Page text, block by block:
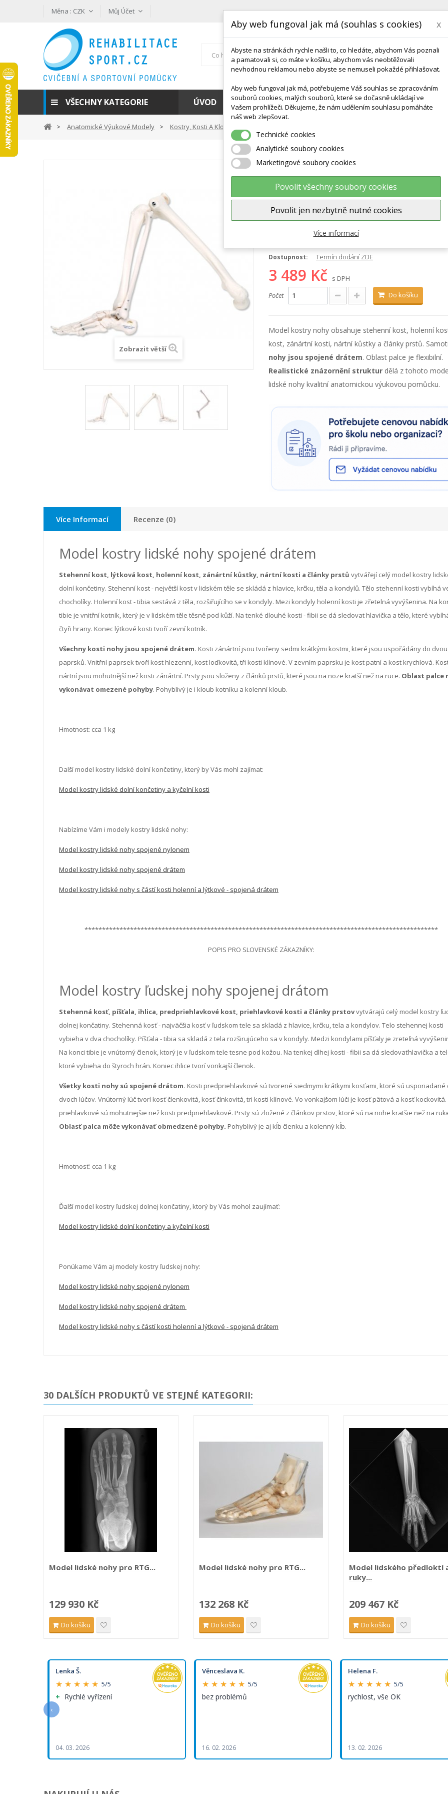
Měna : CZK Můj Účet
VŠECHNY KATEGORIE ÚVOD KONTAKT DODÁNÍ A TERMÍNY CZ & SK
Anatomické Výukové Modely Kostry, Kosti A Klouby
Zobrazit větší
Model kostry lidské dolní
Výrobce:3B Scientific
Dostupnost: Termín dodání ZDE
3 489 Kč
s DPH
Počet
Do košíku
Model kostry nohy obsahuje stehenní kost, holenní
kost, zánártní kosti, nártní kůstky a články prstů.
nohy jsou spojené drátem. Oblast palce je flexibilní.
Realistické znázornění struktur dělá z tohoto
lidské nohy kvalitní anatomickou výukovou pomůcku.
Více Informací Recenze (0)
Model kostry lidské nohy spojené drátem
Stehenní kost, lýtková kost, holenní kost, zánártní kůstky, nártní kosti a články prstů vytvářejí celý model kostry
dolní končetiny. Stehenní kost - největší kost v lidském těle se skládá z hlavice, krčku, těla a kondylů. Tělo stehenní kosti vybíhá
chocholíky. Holenní kost - tibia sestává z těla, rozšiřujícího se v kondyly. Mezi kondyly holenní kosti je zřetelná vyvýšenina. Na
tibie je vnitřní kotník, který je v lidském těle těsně pod kůží. Na tenké dlouhé kosti - fibii se dá sledovat hlavička a tělo, které
čtyři hrany. Konec lýtkové kosti tvoří zevní kotník.
Všechny kosti nohy jsou spojené drátem. Kosti zánártní jsou tvořeny sedmi krátkými kostmi, které jsou uspořádány do dvou
paprsků. Vnitřní paprsek tvoří kost hlezenní, kost loďkovitá, tři kosti klínové. V zevním paprsku je kost patní a kost krychlová.
nártní jsou mohutnější než kosti zánártní. Prsty jsou složeny z článků prstů, které jsou na noze kratší než na ruce. Oblast palce
vykonávat omezené pohyby. Pohyblivý je i kloub kotníku a kolenní kloub.
Hmotnost: cca 1 kg
Další model kostry lidské dolní končetiny, který by Vás mohl zajímat:
Model kostry lidské dolní končetiny a kyčelní kosti
Nabízíme Vám i modely kostry lidské nohy:
Model kostry lidské nohy spojené nylonem
Model kostry lidské nohy spojené drátem
Model kostry lidské nohy s částí kosti holenní a lýtkové - spojená drátem
*****************************************************************************************************
POPIS PRO SLOVENSKÉ ZÁKAZNÍKY:
Model kostry ľudskej nohy spojenej drátom
Stehenná kosť, píšťala, ihlica, predpriehlavkové kost, priehlavkové kosti a články prstovvytvárajú celý model kostry
dolnej končatiny. Stehenná kosť - najväčšia kosť v ľudskom tele sa skladá z hlavice, krčku, tela a kondylov. Telo stehennej kosti
vybieha v dva chocholíky. Píšťala - tibia sa skladá z tela rozširujúceho sa v kondyly. Medzi kondylami píšťaly je zreteľná
Na konci tibie je vnútorný členok, ktorý je v ľudskom tele tesne pod kožou. Na tenkej dlhej kosti - fibii sa dá sledovaťhlavička a
ktoré vybieha do štyroch hrán. Koniec ihlice tvorí vonkajší členok.
Všetky kosti nohy sú spojené drátom. Kosti predpriehlavkové sú tvorené siedmymi krátkymi kosťami, ktoré sú usporiadané
dvoch lúčov. Vnútorný lúč tvorí kosť členkovitá, kosť člnkovitá, tri kosti klínové. Vo vonkajšom lúči je kosť pätová a kosť kockovitá.
priehlavkové sú mohutnejšie než kosti predpriehlavkové. Prsty sú zložené z článkov prstov, ktoré sú na nohe kratšie než na
Oblasť palca môže vykonávať obmedzené pohyby. Pohyblivý je aj kĺb členku a kolenný kĺb.
Hmotnosť: cca 1 kg
Ďalší model kostry ľudskej dolnej končatiny, ktorý by Vás mohol zaujímať:
Model kostry lidské dolní končetiny a kyčelní kosti
Ponúkame Vám aj modely kostry ľudskej nohy:
Model kostry lidské nohy spojené nylonem
Model kostry lidské nohy spojené drátem
Model kostry lidské nohy s částí kosti holenní a lýtkové - spojená drátem
30 DALŠÍCH PRODUKTŮ VE STEJNÉ KATEGORII:
Model lidské nohy pro RTG...
129 930 Kč
Do košíku
Model lidské nohy pro RTG...
132 268 Kč
Do košíku
Model lidského předloktí
ruky...
209 467 Kč
Do košíku
Lenka Š.
★ ★ ★ ★ ★ 5/5
Rychlé vyřízení
04. 03. 2026
Věnceslava K.
★ ★ ★ ★ ★ 5/5
bez problémů
16. 02. 2026
Helena F.
★ ★ ★ ★ ★ 5/5
rychlost, vše OK
13. 02. 2026
‹
Aby web fungoval jak má (souhlas s cookies) x
Abyste na stránkách rychle našli to, co hledáte, abychom Vás poznali
a pamatovali si, co máte v košíku, abychom vás neobtěžovali
nevhodnou reklamou nebo abyste se nemuseli pokaždé přihlašovat.
Aby web fungoval jak má, potřebujeme Váš souhlas se zpracováním
souborů cookies, malých souborů, které se dočasně ukládají ve
Vašem prohlížeči. Děkujeme, že nám udělením souhlasu pomáháte
náš web zlepšovat.
Technické cookies
Analytické soubory cookies
Marketingové soubory cookies
Povolit všechny soubory cookies
Povolit jen nezbytně nutné cookies
Více informací